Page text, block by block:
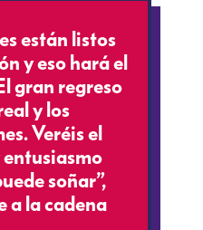
están listos
y eso hará el
gran regreso
y los
Veréis el
soñar”,
a la cadena